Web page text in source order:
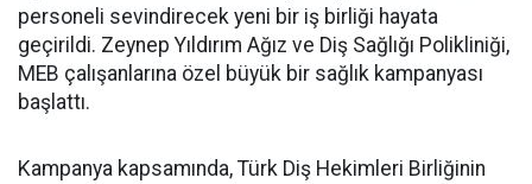
personeli sevindirecek yeni bir iş birliği hayata
geçirildi. Zeynep Yıldırım Ağız ve Diş Sağlığı Polikliniği,
MEB çalışanlarına özel büyük bir sağlık kampanyası
başlattı.
Kampanya kapsamında, Türk Diş Hekimleri Birliğinin